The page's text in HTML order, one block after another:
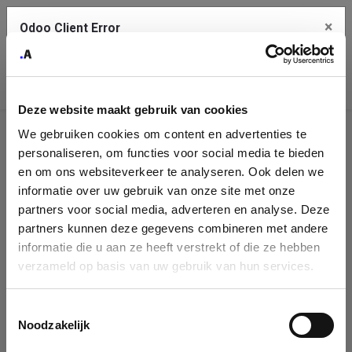
Deze website maakt gebruik van cookies
We gebruiken cookies om content en advertenties te
personaliseren, om functies voor social media te bieden
en om ons websiteverkeer te analyseren. Ook delen we
informatie over uw gebruik van onze site met onze
partners voor social media, adverteren en analyse. Deze
partners kunnen deze gegevens combineren met andere
informatie die u aan ze heeft verstrekt of die ze hebben
verzameld op basis van uw gebruik van hun services.
Noodzakelijk
Company
Identification
Please fill in your company details
You can search a company in our database by name, VAT or
enterprise ID. When a company is selected it will auto-complete the
form. If you don't find your company in our database, you can create
Odoo Client Error ×
service.
See details
Ok